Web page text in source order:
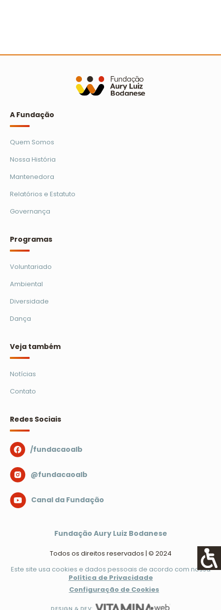
A Turminha da Reciclagem marca 25 anos com
Ler mais
A Fundação
Quem Somos
Nossa História
Mantenedora
Relatórios e Estatuto
Governança
Programas
Voluntariado
Ambiental
Diversidade
Dança
Veja também
Notícias
Contato
Redes Sociais
/fundacaoalb
@fundacaoalb
Canal da Fundação
Fundação Aury Luiz Bodanese
Todos os direitos reservados | © 2024
Este site usa cookies e dados pessoais de acordo com nossa
Política de Privacidade
Configuração de Cookies